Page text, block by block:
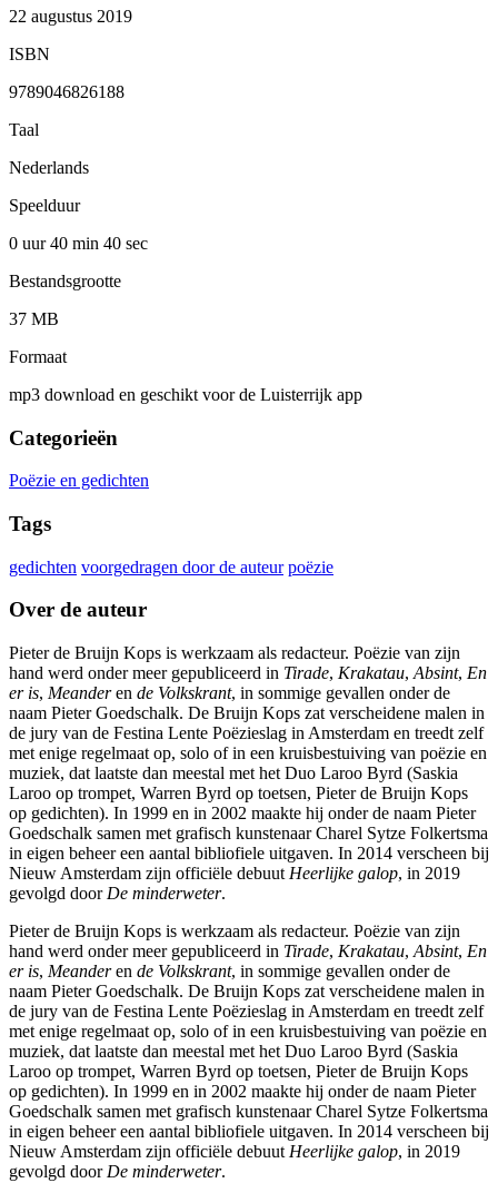
22 augustus 2019
ISBN
9789046826188
Taal
Nederlands
Speelduur
0 uur 40 min 40 sec
Bestandsgrootte
37 MB
Formaat
mp3 download en geschikt voor de Luisterrijk app
Categorieën
Poëzie en gedichten
Tags
gedichten voorgedragen door de auteur poëzie
Over de auteur
Pieter de Bruijn Kops is werkzaam als redacteur. Poëzie van zijn
hand werd onder meer gepubliceerd in Tirade, Krakatau, Absint, En
er is, Meanderen de Volkskrant, in sommige gevallen onder de
naam Pieter Goedschalk. De Bruijn Kops zat verscheidene malen in
de jury van de Festina Lente Poëzieslag in Amsterdam en treedt zelf
met enige regelmaat op, solo of in een kruisbestuiving van poëzie en
muziek, dat laatste dan meestal met het Duo Laroo Byrd (Saskia
Laroo op trompet, Warren Byrd op toetsen, Pieter de Bruijn Kops
op gedichten). In 1999 en in 2002 maakte hij onder de naam Pieter
Goedschalk samen met grafisch kunstenaar Charel Sytze Folkertsma
in eigen beheer een aantal bibliofiele uitgaven. In 2014 verscheen bij
Nieuw Amsterdam zijn officiële debuut Heerlijke galop, in 2019
gevolgd door De minderweter.
Pieter de Bruijn Kops is werkzaam als redacteur. Poëzie van zijn
hand werd onder meer gepubliceerd in Tirade, Krakatau, Absint, En
er is, Meanderen de Volkskrant, in sommige gevallen onder de
naam Pieter Goedschalk. De Bruijn Kops zat verscheidene malen in
de jury van de Festina Lente Poëzieslag in Amsterdam en treedt zelf
met enige regelmaat op, solo of in een kruisbestuiving van poëzie en
muziek, dat laatste dan meestal met het Duo Laroo Byrd (Saskia
Laroo op trompet, Warren Byrd op toetsen, Pieter de Bruijn Kops
op gedichten). In 1999 en in 2002 maakte hij onder de naam Pieter
Goedschalk samen met grafisch kunstenaar Charel Sytze Folkertsma
in eigen beheer een aantal bibliofiele uitgaven. In 2014 verscheen bij
Nieuw Amsterdam zijn officiële debuut Heerlijke galop, in 2019
gevolgd door De minderweter.